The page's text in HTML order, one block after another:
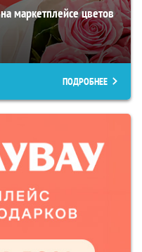
маркетплейсе цветов
ПОДРОБНЕЕ